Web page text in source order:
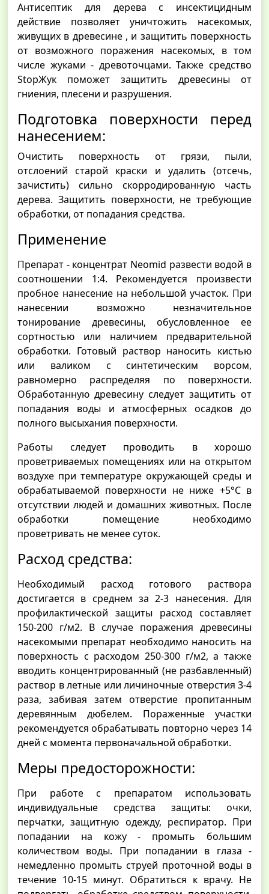
Антисептик для дерева с инсектицидным
действие позволяет уничтожить насекомых,
живущих в древесине , и защитить поверхность
от возможного поражения насекомых, в том
числе жуками - древоточцами. Также средство
StopЖук поможет защитить древесины от
гниения, плесени и разрушения.
Подготовка поверхности перед
нанесением:
Очистить поверхность от грязи, пыли,
отслоений старой краски и удалить (отсечь,
зачистить) сильно скорродированную часть
дерева. Защитить поверхности, не требующие
обработки, от попадания средства.
Применение
Препарат - концентрат Neomid развести водой в
соотношении 1:4. Рекомендуется произвести
пробное нанесение на небольшой участок. При
нанесении возможно незначительное
тонирование древесины, обусловленное ее
сортностью или наличием предварительной
обработки. Готовый раствор наносить кистью
или валиком с синтетическим ворсом,
равномерно распределяя по поверхности.
Обработанную древесину следует защитить от
попадания воды и атмосферных осадков до
полного высыхания поверхности.
Работы следует проводить в хорошо
проветриваемых помещениях или на открытом
воздухе при температуре окружающей среды и
обрабатываемой поверхности не ниже +5°С в
отсутствии людей и домашних животных. После
обработки помещение необходимо
проветривать не менее суток.
Расход средства:
Необходимый расход готового раствора
достигается в среднем за 2-3 нанесения. Для
профилактической защиты расход составляет
150-200 г/м2. В случае поражения древесины
насекомыми препарат необходимо наносить на
поверхность с расходом 250-300 г/м2, а также
вводить концентрированный (не разбавленный)
раствор в летные или личиночные отверстия 3-4
раза, забивая затем отверстие пропитанным
деревянным дюбелем. Пораженные участки
рекомендуется обрабатывать повторно через 14
дней с момента первоначальной обработки.
Меры предосторожности:
При работе с препаратом использовать
индивидуальные средства защиты: очки,
перчатки, защитную одежду, респиратор. При
попадании на кожу - промыть большим
количеством воды. При попадании в глаза -
немедленно промыть струей проточной воды в
течение 10-15 минут. Обратиться к врачу. Не